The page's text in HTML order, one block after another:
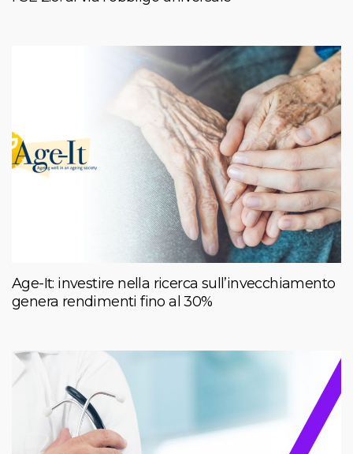
Age-It: investire nella ricerca sull’invecchiamento
genera rendimenti fino al 30%